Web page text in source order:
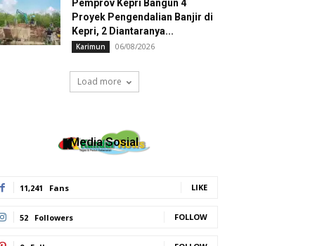
Pemprov Kepri Bangun 4
Proyek Pengendalian Banjir di
Kepri, 2 Diantaranya...
Karimun 06/08/2026
Load more
Media Sosial
11,241 Fans LIKE
52 Followers FOLLOW